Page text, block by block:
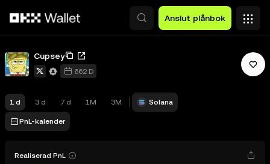
Anslut plånbok
Cupsey
662 D
1 d 3 d 7 d 1M 3M Solana
PnL-kalender
Realiserad PnL